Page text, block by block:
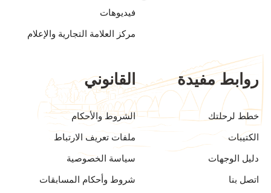
فيديوهات
مركز العلامة التجارية والإعلام
روابط مفيدة
خطط لرحلتك
الكتيبات
دليل الوجهات
اتصل بنا
القانوني
الشروط والأحكام
ملفات تعريف الارتباط
سياسة الخصوصية
شروط وأحكام المسابقات